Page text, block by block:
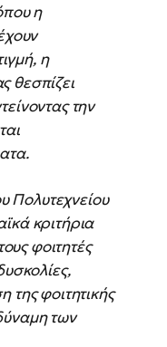
η
η
θεσπίζει
την
Πολυτεχνείου
κριτήρια
φοιτητές
της φοιτητικής
των